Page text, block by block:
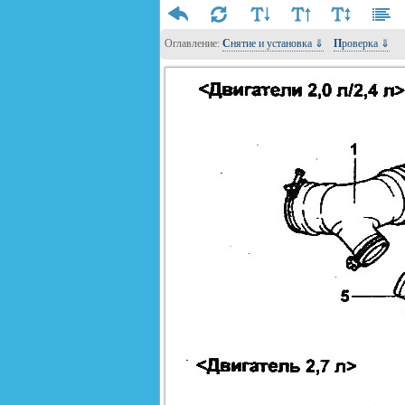
Оглавление: Снятие и установка ⇓ Проверка ⇓